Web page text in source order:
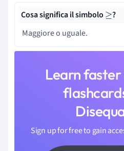
Cosa significa il simbolo ≥ ?
Maggiore o uguale.
Learn
Sign up for free to gain